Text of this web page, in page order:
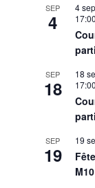
SEP
4
4
17:00
SEP
18
18
17:00
SEP
19
19